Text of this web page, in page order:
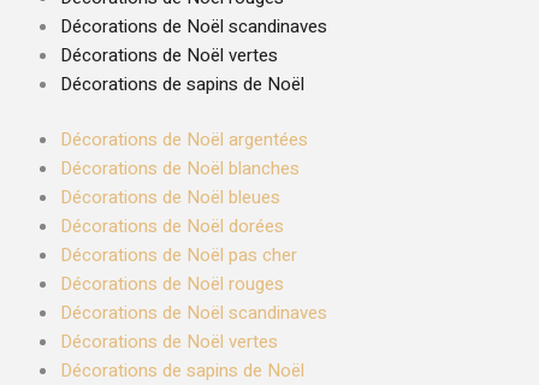
Décorations de Noël scandinaves
Décorations de Noël vertes
Décorations de sapins de Noël
Décorations de Noël argentées
Décorations de Noël blanches
Décorations de Noël bleues
Décorations de Noël dorées
Décorations de Noël pas cher
Décorations de Noël rouges
Décorations de Noël scandinaves
Décorations de Noël vertes
Décorations de sapins de Noël